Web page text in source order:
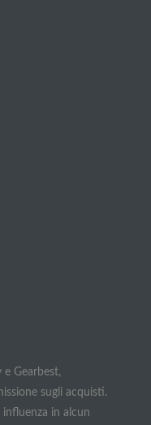
e Gearbest,
sugli acquisti.
in alcun